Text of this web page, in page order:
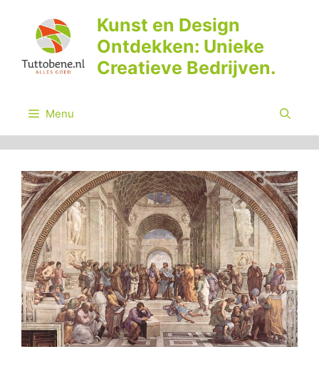
inhoud
Kunst en Design
Ontdekken: Unieke
Creatieve Bedrijven.
Menu